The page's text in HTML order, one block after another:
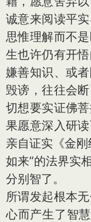
诚意来阅读平
思惟理解而不
生也许仍有开
嫌善知识、或
毁谤，往往会
切想要实证佛
果愿意深入研
亲自证实《金
如来”的法界实
分别智了。
所谓发起根本
心而产生了智